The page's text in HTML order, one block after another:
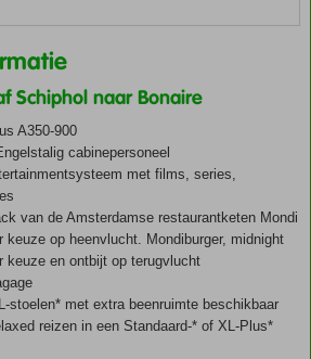
Schiphol naar Bonaire
A350-900
cabinepersoneel
met films, series,
van de Amsterdamse restaurantketen Mondi
keuze op heenvlucht. Mondiburger, midnight
keuze en ontbijt op terugvlucht
stoelen* met extra beenruimte beschikbaar
reizen in een Standaard-* of XL-Plus*